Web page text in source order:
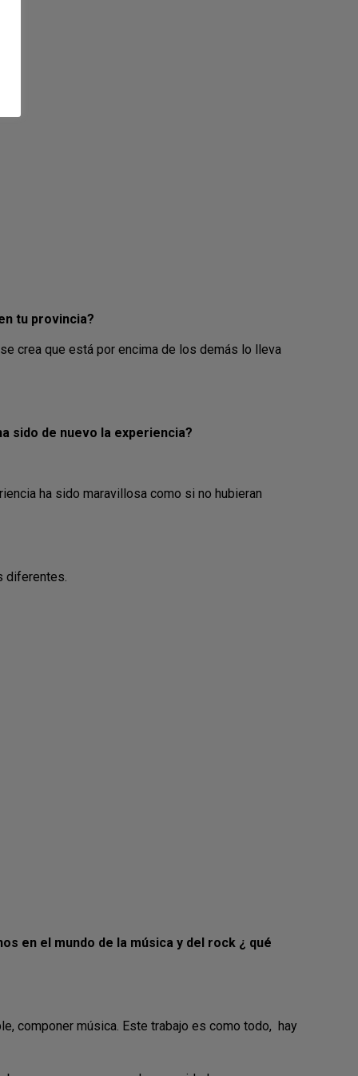
tu provincia?
crea que está por encima de los demás lo lleva
sido de nuevo la experiencia?
ha sido maravillosa como si no hubieran
diferentes.
en el mundo de la música y del rock ¿ qué
componer música. Este trabajo es como todo, hay